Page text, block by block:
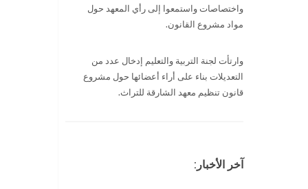
واختصاصات واستمعوا إلى رأي المعهد حول
مواد مشروع القانون.
وارتأت لجنة التربية والتعليم إدخال عدد من
التعديلات بناء على أراء أعضائها حول مشروع
قانون تنظيم معهد الشارقة للتراث.
آخر الأخبار: